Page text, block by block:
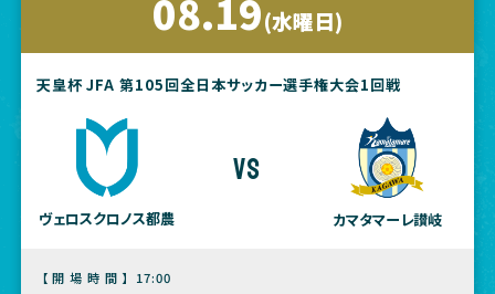
08.19(水曜日)
天皇杯 JFA 第105回全日本サッカー選手権大会1回戦
ヴェロスクロノス都農
vs
カマタマーレ讃岐
【開場時間】
17:00